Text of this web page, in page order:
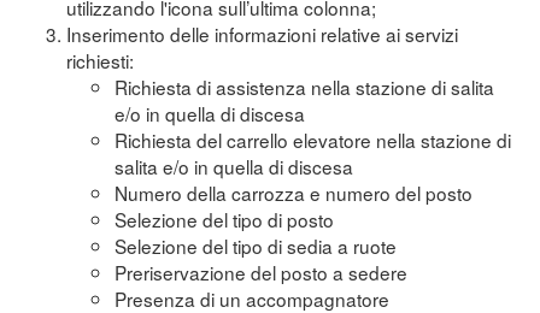
utilizzando l'icona sull’ultima colonna;
Inserimento delle informazioni relative ai servizi
richiesti:
Richiesta di assistenza nella stazione di salita
e/o in quella di discesa
Richiesta del carrello elevatore nella stazione di
salita e/o in quella di discesa
Numero della carrozza e numero del posto
Selezione del tipo di posto
Selezione del tipo di sedia a ruote
Preriservazione del posto a sedere
Presenza di un accompagnatore